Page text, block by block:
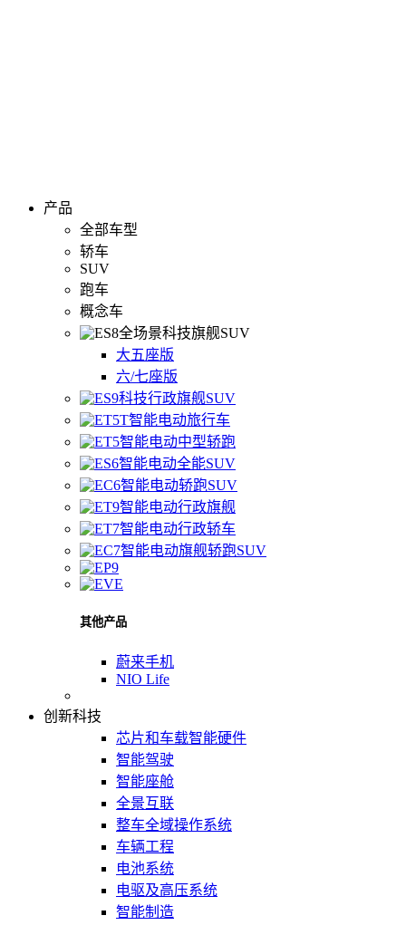
产品
全部车型
轿车
SUV
跑车
概念车
全场景科技旗舰SUV
大五座版
六/七座版
科技行政旗舰SUV
智能电动旅行车
智能电动中型轿跑
智能电动全能SUV
智能电动轿跑SUV
智能电动行政旗舰
智能电动行政轿车
智能电动旗舰轿跑SUV
其他产品
蔚来手机
NIO Life
创新科技
芯片和车载智能硬件
智能驾驶
智能座舱
全景互联
整车全域操作系统
车辆工程
电池系统
电驱及高压系统
智能制造